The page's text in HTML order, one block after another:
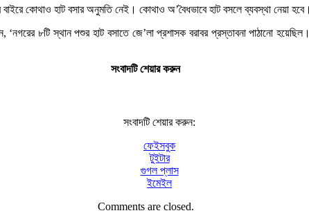
কোথাও হাট বসার অনুমতি নেই। কোথাও অ’বৈধভাবে হাট বসলে ব্যবস্থা নেয়া হবে।
‘নগরের ৮টি স্থান পশুর হাট বসাতে জে’লা প্রশাসক বরাবর প্রস্তাবনা পাঠানো
সংবাদটি শেয়ার করুন
সংবাদটি শেয়ার করুন:
ফেইসবুক
টুইটার
গুগল প্লাস
ইমেইল
Comments are closed.